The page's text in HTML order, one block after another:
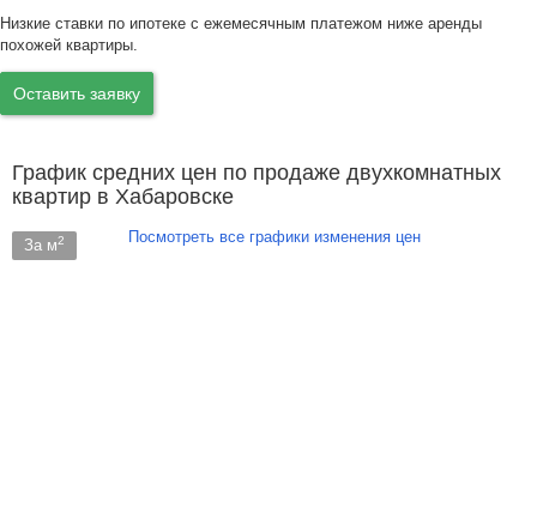
Низкие ставки по ипотеке с ежемесячным платежом ниже аренды
похожей квартиры.
Оставить заявку
График средних цен по продаже двухкомнатных
квартир в Хабаровске
За м2 Посмотреть все графики изменения цен